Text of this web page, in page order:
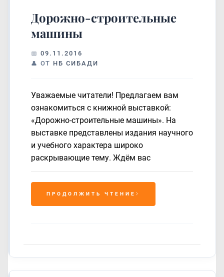
Дорожно-строительные
машины
09.11.2016
ОТ НБ СИБАДИ
Уважаемые читатели! Предлагаем вам
ознакомиться с книжной выставкой:
«Дорожно-строительные машины». На
выставке представлены издания научного
и учебного характера широко
раскрывающие тему. Ждём вас
ПРОДОЛЖИТЬ ЧТЕНИЕ